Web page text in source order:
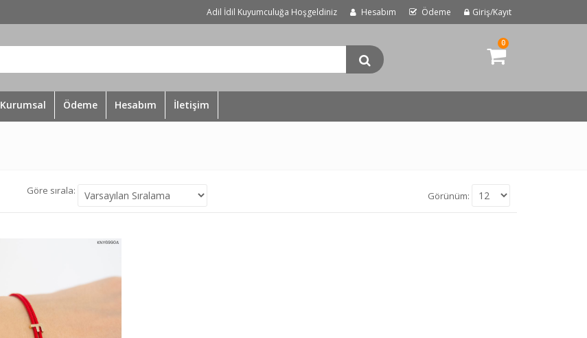
Adil İdil Kuyumculuğa Hoşgeldiniz Hesabım Ödeme Giriş/Kayıt
0
Kurumsal Ödeme Hesabım İletişim
Göre sırala: Görünüm: